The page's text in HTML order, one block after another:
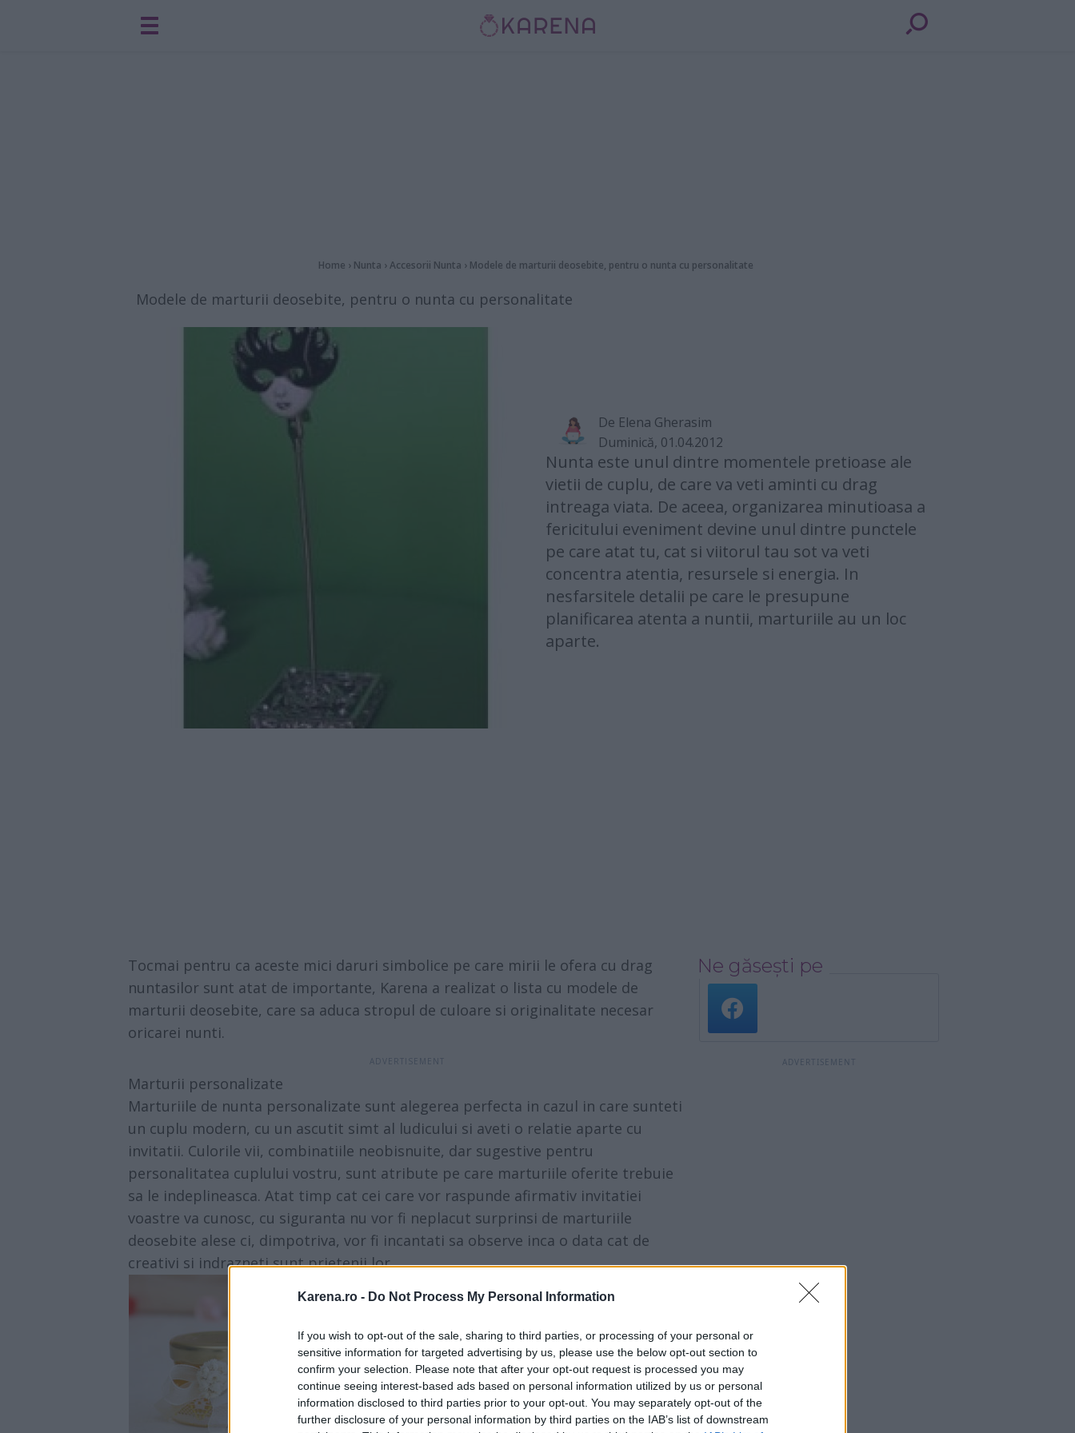
Karena.ro - Do Not Process My Personal Information
If you wish to opt-out of the sale, sharing to third parties, or processing of your personal or
sensitive information for targeted advertising by us, please use the below opt-out section to
confirm your selection. Please note that after your opt-out request is processed you may
continue seeing interest-based ads based on personal information utilized by us or personal
information disclosed to third parties prior to your opt-out. You may separately opt-out of the
further disclosure of your personal information by third parties on the IAB’s list of downstream
Home › Nunta ›Accesorii Nunta › Modele de marturii deosebite, pentru o nunta cu personalitate
Modele de marturii deosebite, pentru o nunta cu personalitate
De Elena Gherasim
Duminică, 01.04.2012
Nunta este unul dintre momentele pretioase ale
vietii de cuplu, de care va veti aminti cu drag
intreaga viata. De aceea, organizarea minutioasa a
fericitului eveniment devine unul dintre punctele
pe care atat tu, cat si viitorul tau sot va veti
concentra atentia, resursele si energia. In
nesfarsitele detalii pe care le presupune
planificarea atenta a nuntii, marturiile au un loc
aparte.
Tocmai pentru ca aceste mici daruri simbolice pe care mirii le ofera cu drag
nuntasilor sunt atat de importante, Karena a realizat o lista cu modele de
marturii deosebite, care sa aduca stropul de culoare si originalitate necesar
oricarei nunti.
Marturii personalizate
Marturiile de nunta personalizate sunt alegerea perfecta in cazul in care sunteti
un cuplu modern, cu un ascutit simt al ludicului si aveti o relatie aparte cu
invitatii. Culorile vii, combinatiile neobisnuite, dar sugestive pentru
personalitatea cuplului vostru, sunt atribute pe care marturiile oferite trebuie
sa le indeplineasca. Atat timp cat cei care vor raspunde afirmativ invitatiei
voastre va cunosc, cu siguranta nu vor fi neplacut surprinsi de marturiile
deosebite alese ci, dimpotriva, vor fi incantati sa observe inca o data cat de
creativi si indrazneti sunt prietenii lor.
Ne găsești pe